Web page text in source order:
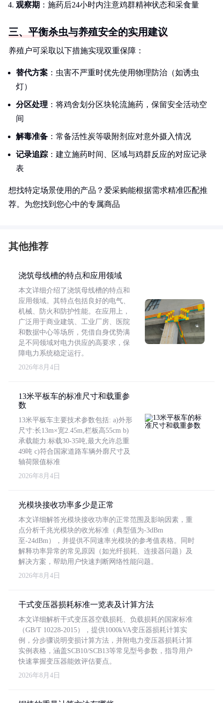
观察期 ：施药后24小时内注意鸡群精神状态和采食量
三、平衡杀虫与养殖安全的实用建议
养殖户可采取以下措施实现双重保障：
替代方案 ：虫害不严重时优先使用物理防治（如诱虫
灯）
分区处理 ：将鸡舍划分区块轮流施药，保留安全活动空
间
解毒准备 ：常备活性炭等吸附剂应对意外摄入情况
记录追踪 ：建立施药时间、区域与鸡群反应的对应记录
表
想找特定场景使用的产品？爱采购能根据需求精准匹配推
荐。为您找到您心中的专属商品
其他推荐
浇筑母线槽的特点和应用领域
本文详细介绍了浇筑母线槽的特点和
应用领域。其特点包括良好的电气、
机械、防火和防护性能。在应用上，
广泛用于商业建筑、工业厂房、医院
和数据中心等场所，凭借自身优势满
足不同领域对电力供应的高要求，保
障电力系统稳定运行。
2026年8月4日
13米平板车的标准尺寸和载重参
数
13米平板车主要技术参数包括: a)外形
尺寸:长13m×宽2.45m,栏板高55cm b)
承载能力:标载30-35吨,最大允许总重
49吨 c)符合国家道路车辆外廓尺寸及
轴荷限值标准
2026年8月4日
光模块接收功率多少是正常
本文详细解答光模块接收功率的正常范围及影响因素，重
点分析千兆光模块的收光标准（典型值为-3dBm
至-24dBm），并提供不同速率光模块的参考值表格。同时
解释功率异常的常见原因（如光纤损耗、连接器问题）及
解决方案，帮助用户快速判断网络性能问题。
2026年8月4日
干式变压器损耗标准一览表及计算方法
本文详细解析干式变压器空载损耗、负载损耗的国家标准
（GB/T 10228-2015），提供1000kVA变压器损耗计算实
例，分步骤说明变损计算方法，并附电力变压器损耗计算
实例表格，涵盖SCB10/SCB13等常见型号参数，指导用户
快速掌握变压器能效评估要点。
2026年8月4日